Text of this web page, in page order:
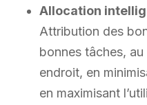
Allocation
Attribution des
bonnes tâches,
endroit, en
en maximisant